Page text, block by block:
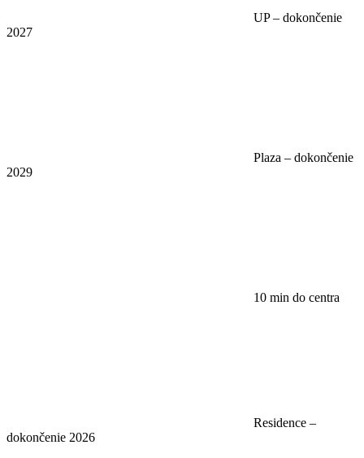
UP – dokončenie
2027
Plaza – dokončenie
2029
10 min do centra
Residence –
dokončenie 2026